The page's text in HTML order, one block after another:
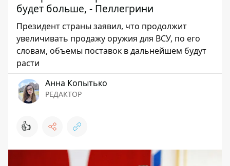
будет больше, - Пеллегрини
Президент страны заявил, что продолжит
увеличивать продажу оружия для ВСУ, по его
словам, объемы поставок в дальнейшем будут
расти
Анна Копытько
РЕДАКТОР
👍